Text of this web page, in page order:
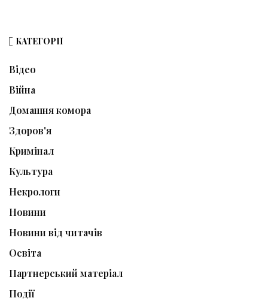
КАТЕГОРІЇ
Відео
Війна
Домашня комора
Здоров'я
Кримінал
Культура
Некрологи
Новини
Новини від читачів
Освіта
Партнерський матеріал
Події